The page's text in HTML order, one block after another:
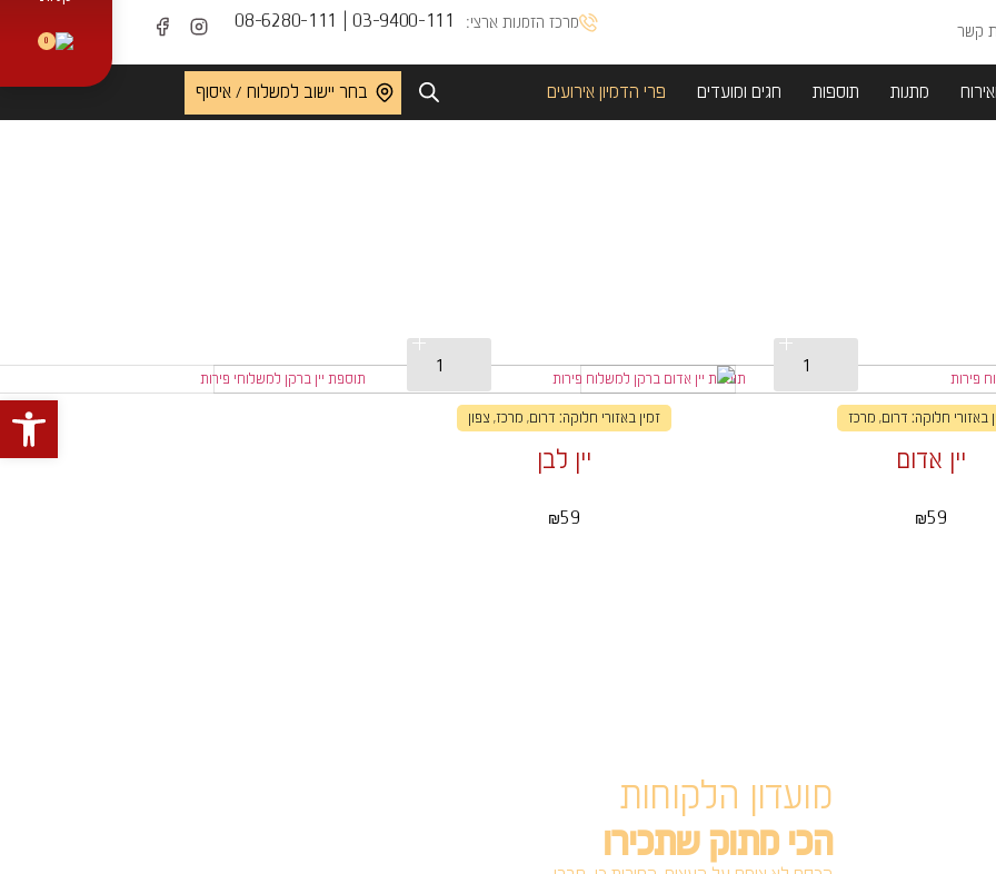
קשר מרכז הזמנות ארצי: 03-9400-111 | 08-6280-111
מתנות תוספות חגים ומועדים פרי הדמיון אירועים בחר יישוב למשלוח / איסוף
0
באזורי חלוקה: דרום, מרכז
יין אדום
₪59
זמין באזורי חלוקה: דרום, מרכז, צפון
יין לבן
₪59
מועדון הלקוחות
הכי מתוק שתכירו